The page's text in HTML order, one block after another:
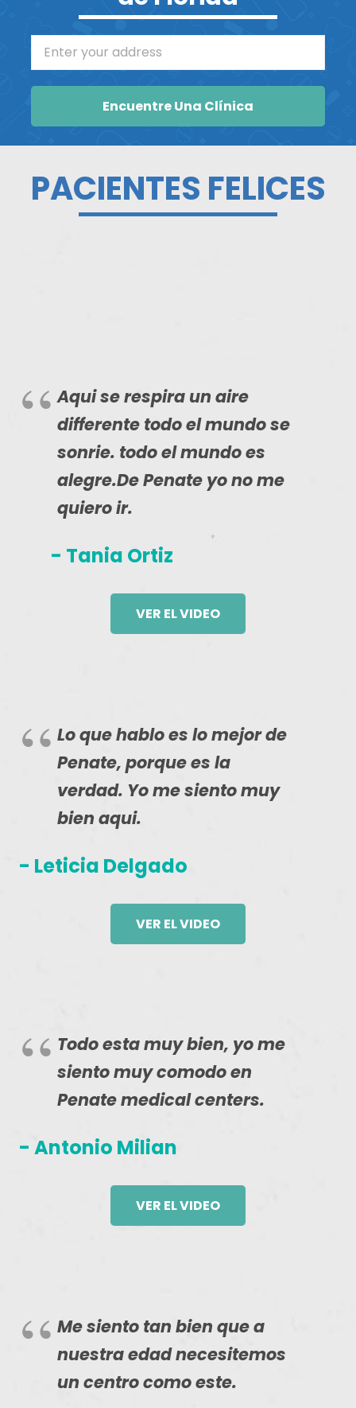
Enter your address
Encuentre Una Clínica
PACIENTES FELICES
Aqui se respira un aire
differente todo el mundo se
sonrie. todo el mundo es
alegre.De Penate yo no me
quiero ir.
- Tania Ortiz
VER EL VIDEO
Lo que hablo es lo mejor de
Penate, porque es la
verdad. Yo me siento muy
bien aqui.
- Leticia Delgado
VER EL VIDEO
Todo esta muy bien, yo me
siento muy comodo en
Penate medical centers.
- Antonio Milian
VER EL VIDEO
Me siento tan bien que a
nuestra edad necesitemos
un centro como este.